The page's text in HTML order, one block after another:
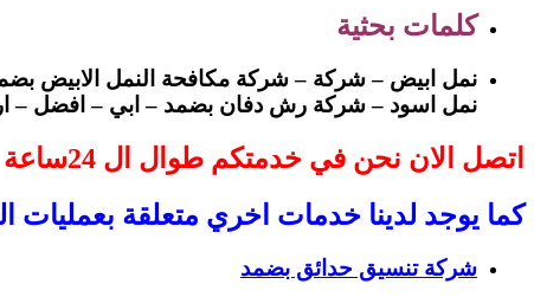
كلمات بحثية
نمل ابيض – شركة – شركة مكافحة النمل الابيض
نمل اسود – شركة رش دفان بضمد – ابي – افضل
اتصل الان نحن في خدمتكم طوال ال 24ساعة
كما يوجد لدينا خدمات اخري متعلقة
شركة تنسيق حدائق بضمد